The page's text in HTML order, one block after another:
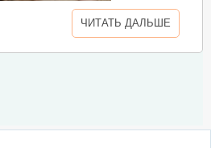
ЧИТАТЬ ДАЛЬШЕ